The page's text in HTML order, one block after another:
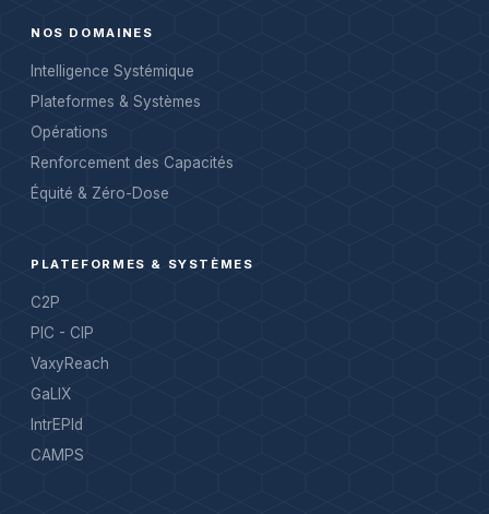
NOS DOMAINES
Intelligence Systémique
Plateformes & Systèmes
Opérations
Renforcement des Capacités
Équité & Zéro-Dose
PLATEFORMES & SYSTÈMES
C2P
PIC - CIP
VaxyReach
GaLIX
IntrEPId
CAMPS